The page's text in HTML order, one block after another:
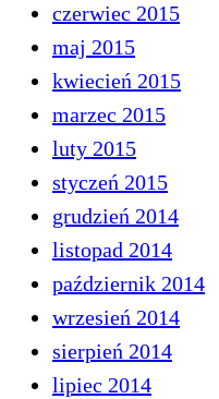
czerwiec 2015
maj 2015
kwiecień 2015
marzec 2015
luty 2015
styczeń 2015
grudzień 2014
listopad 2014
październik 2014
wrzesień 2014
sierpień 2014
lipiec 2014